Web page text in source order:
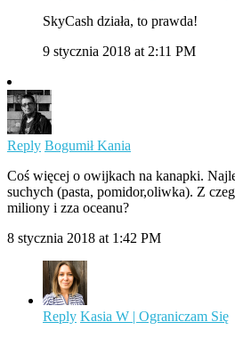
SkyCash działa, to prawda!
9 stycznia 2018 at 2:11 PM
Reply Bogumił Kania
Coś więcej o owijkach na kanapki.
suchych (pasta, pomidor,oliwka). Z
miliony i zza oceanu?
8 stycznia 2018 at 1:42 PM
Reply Kasia W | Ograniczam Się